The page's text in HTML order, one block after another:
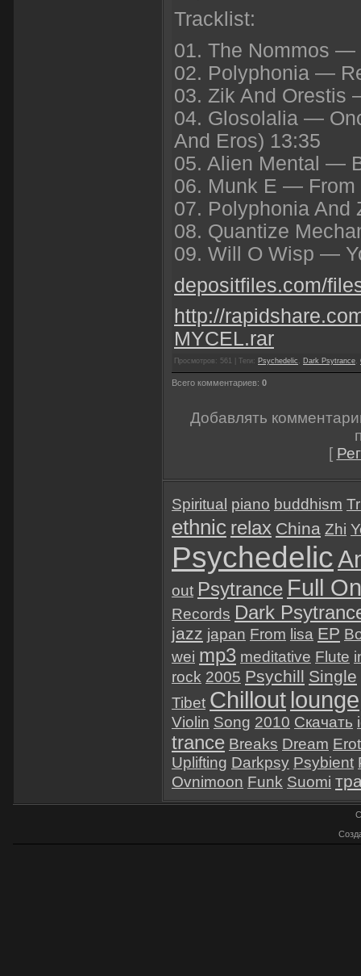
Tracklist:
01. The Nommos —
02. Polyphonia —
03. Zik And Orestis
04. Glosolalia —
And Eros) 13:35
05. Alien Mental —
06. Munk E — From
07. Polyphonia
08. Quantize
09. Will O Wisp —
depositfiles.com/
http://
MYCEL.rar
Просмотров: 561 | Теги: Psychedelic , Dark Psytrance,
Всего комментариев: 0
Добавлять
[
Spiritual piano buddhism
ethnic relax China Zhi
Psychedelic
out Psytrance Full On
Records Dark
jazz japan From lisa EP
wei mp3 meditative Flute
rock 2005 Psychill Single
Tibet Chillout lounge
Violin Song 2010 Скачать
trance Breaks Dream
Uplifting Darkpsy Psybient
Ovnimoon Funk Suomi